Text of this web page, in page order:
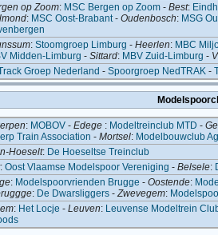
op Zoom: MSC Bergen op Zoom -Best:
: MSC Oost-Brabant -Oudenbosch: MSG
:Stoomgroep Limburg -Heerlen: MBC
Midden-Limburg -Sittard: MBV Zuid-Limburg -
Groep Nederland -Spoorgroep NedTRAK -
: MOBOV -Edege : Modeltreinclub MTD -
Train Association -Mortsel: Modelbouwclub
Hoeselt: De Hoeseltse Treinclub
:Oost Vlaamse Modelspoor Vereniging -Belsele:
: Modelspoorvrienden Brugge -Oostende:
: De Dwarsliggers -Zwevegem:
: Het Locje -Leuven: Leuvense Modeltrein